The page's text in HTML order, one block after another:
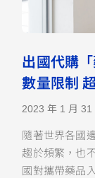
出國代購
數量限制
2023 年 1 月 31
隨著世界各國
趨於頻繁，也
國對攜帶藥品